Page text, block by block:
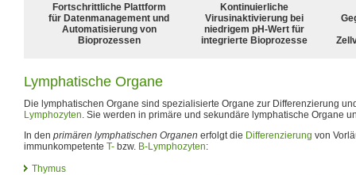
Fortschrittliche Plattform
für Datenmanagement und
Automatisierung von
Bioprozessen
Kontinuierliche
Virusinaktivierung bei
niedrigem pH-Wert für
integrierte Bioprozesse
Lymphatische Organe
Die lymphatischen Organe sind spezialisierte Organe zur Differenzierung
Lymphozyten. Sie werden in primäre und sekundäre lymphatische Organe
In den primären lymphatischen Organen erfolgt die Differenzierung von
immunkompetente T- bzw. B-Lymphozyten:
Thymus